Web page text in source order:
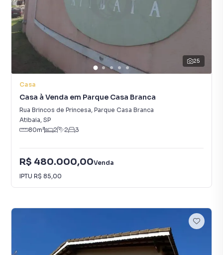
25
Casa
Casa à Venda em Parque Casa Branca
Rua Brincos de Princesa, Parque Casa Branca
Atibaia, SP
80m² 2 2 3
R$ 480.000,00Venda
IPTU R$ 85,00